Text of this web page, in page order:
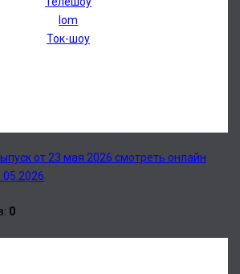
lom
Ток-шоу
от 23 мая 2026 смотреть онлайн
: 0